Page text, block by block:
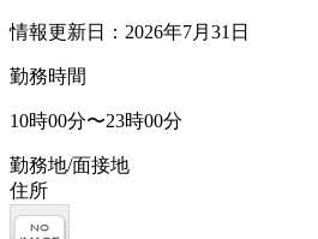
情報更新日：2026年7月31日
勤務時間
10時00分〜23時00分
勤務地/面接地
住所